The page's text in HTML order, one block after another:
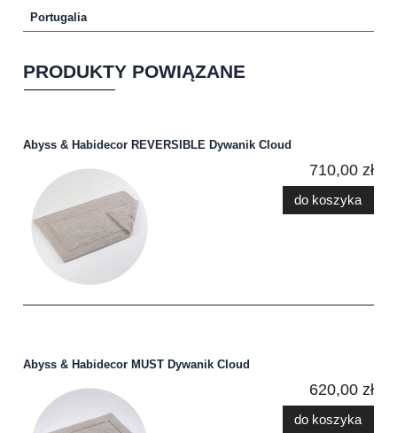
Portugalia
PRODUKTY POWIĄZANE
Abyss & Habidecor REVERSIBLE Dywanik Cloud
710,00 zł
do koszyka
Abyss & Habidecor MUST Dywanik Cloud
620,00 zł
do koszyka